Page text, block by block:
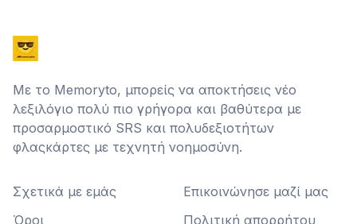
Με το Memoryto, μπορείς να αποκτήσεις νέο
λεξιλόγιο πολύ πιο γρήγορα και βαθύτερα με
προσαρμοστικό SRS και πολυδεξιοτήτων
φλαςκάρτες με τεχνητή νοημοσύνη.
Σχετικά με εμάς
Επικοινώνησε μαζί μας
Όροι
Πολιτική απορρήτου